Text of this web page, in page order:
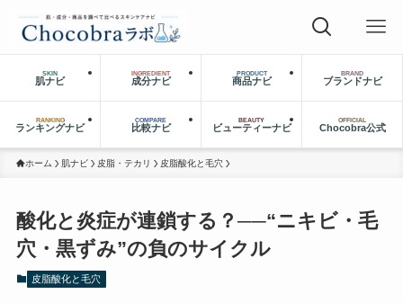
SKIN
肌ナビ
INGREDIENT
成分ナビ
PRODUCT
商品ナビ
BRAND
ブランドナビ
RANKING
ランキングナビ
COMPARE
比較ナビ
BEAUTY
ビューティーナビ
OFFICIAL
Chocobra公式
ホーム 肌ナビ 皮脂・テカリ 皮脂酸化と毛穴
酸化と炎症が連鎖する？──“ニキビ・毛
穴・黒ずみ”の負のサイクル
皮脂酸化と毛穴